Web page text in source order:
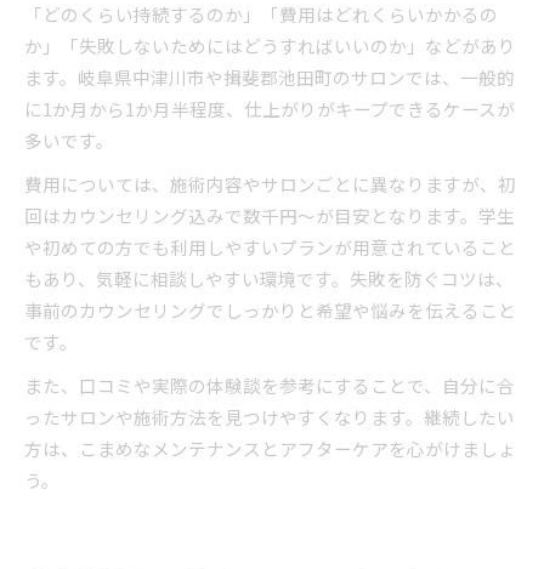
「どのくらい持続するのか」「費用はどれくらいかかるの
か」「失敗しないためにはどうすればいいのか」などがあり
ます。岐阜県中津川市や揖斐郡池田町のサロンでは、一般的
に1か月から1か月半程度、仕上がりがキープできるケースが
多いです。
費用については、施術内容やサロンごとに異なりますが、初
回はカウンセリング込みで数千円〜が目安となります。学生
や初めての方でも利用しやすいプランが用意されていること
もあり、気軽に相談しやすい環境です。失敗を防ぐコツは、
事前のカウンセリングでしっかりと希望や悩みを伝えること
です。
また、口コミや実際の体験談を参考にすることで、自分に合
ったサロンや施術方法を見つけやすくなります。継続したい
方は、こまめなメンテナンスとアフターケアを心がけましょ
う。